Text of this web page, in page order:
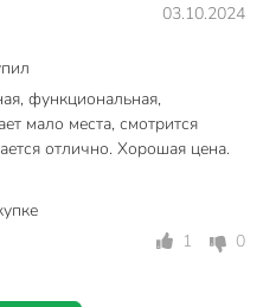
03.10.2024
функциональная,
мало места, смотрится
отлично. Хорошая цена.
1
0